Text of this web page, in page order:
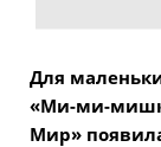
Для
«Ми-ми-
Мир»